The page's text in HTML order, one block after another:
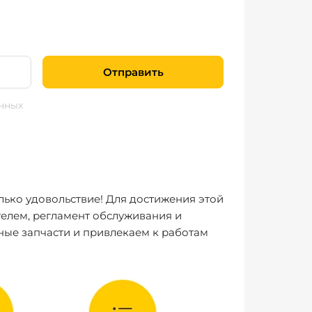
Отправить
удовольствие! Для достижения этой
регламент обслуживания и
запчасти и привлекаем к работам